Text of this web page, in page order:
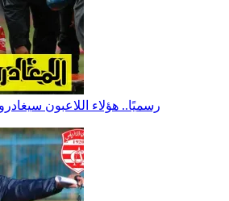
رسميًا.. هؤلاء اللاعبون